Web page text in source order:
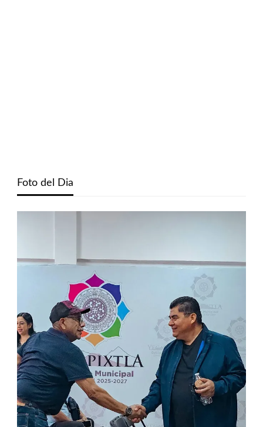
Foto del Dia